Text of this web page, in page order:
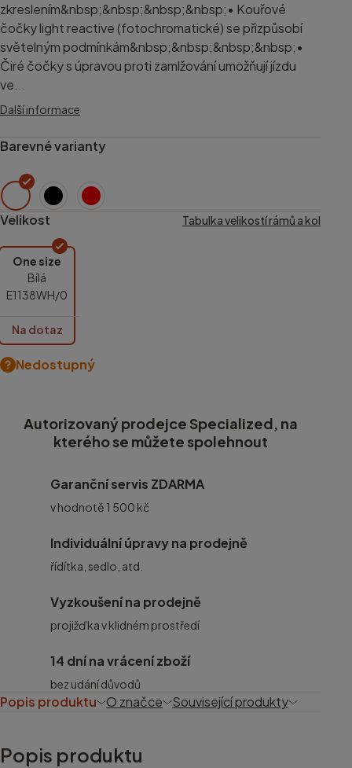
zkreslením&nbsp;&nbsp;&nbsp;&nbsp;• Kouřové
čočky light reactive (fotochromatické) se přizpůsobí
světelným podmínkám&nbsp;&nbsp;&nbsp;&nbsp;•
Čiré čočky s úpravou proti zamlžování umožňují jízdu
ve...
Další informace
Barevné varianty
Velikost Tabulka velikostí rámů a kol
One size
Bílá
E1138WH/0
Na dotaz
Nedostupný
Autorizovaný prodejce Specialized, na
kterého se můžete spolehnout
Garanční servis ZDARMA
v hodnotě 1 500 kč
Individuální úpravy na prodejně
řídítka, sedlo, atd.
Vyzkoušení na prodejně
projižďka v klidném prostředí
14 dní na vrácení zboží
bez udání důvodů
Popis produktu O značce Související produkty
Popis produktu